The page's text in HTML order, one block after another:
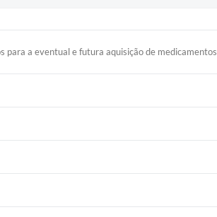
para a eventual e futura aquisição de medicamentos